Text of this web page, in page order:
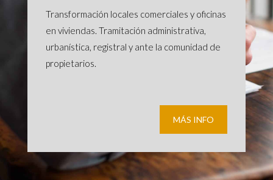
Transformación locales comerciales y oficinas
en viviendas. Tramitación administrativa,
urbanística, registral y ante la comunidad de
propietarios.
MÁS INFO